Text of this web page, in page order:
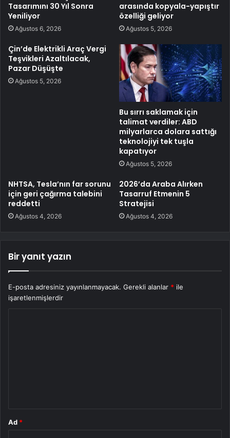
Tasarımını 30 Yıl Sonra
Yeniliyor
Ağustos 6, 2026
arasında kopyala-yapıştır
özelliği geliyor
Ağustos 5, 2026
Çin’de Elektrikli Araç Vergi
Teşvikleri Azaltılacak,
Pazar Düşüşte
Ağustos 5, 2026
Bu sırrı saklamak için
talimat verdiler: ABD
milyarlarca dolara sattığı
teknolojiyi tek tuşla
kapatıyor
Ağustos 5, 2026
NHTSA, Tesla’nın far sorunu
için geri çağırma talebini
reddetti
Ağustos 4, 2026
2026’da Araba Alırken
Tasarruf Etmenin 5
Stratejisi
Ağustos 4, 2026
Bir yanıt yazın
E-posta adresiniz yayınlanmayacak. Gerekli alanlar * ile
işaretlenmişlerdir
Ad *